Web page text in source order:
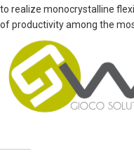
to realize monocrystalline
of productivity among the